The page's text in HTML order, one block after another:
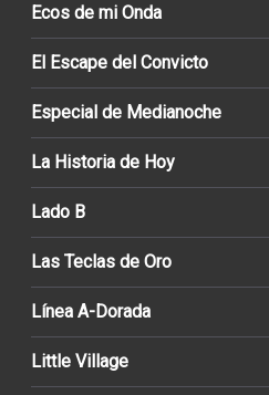
Ecos de mi Onda
El Escape del Convicto
Especial de Medianoche
La Historia de Hoy
Lado B
Las Teclas de Oro
Línea A-Dorada
Little Village